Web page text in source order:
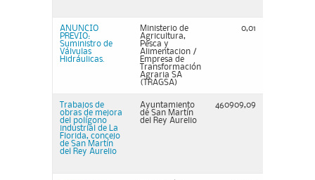
ANUNCIO
PREVIO:
Suministro de
Válvulas
Hidráulicas.
Ministerio de
Agricultura,
Pesca y
Alimentacion /
Empresa de
Transformación
Agraria SA
(TRAGSA)
0,01
Trabajos de
obras de mejora
del polígono
industrial de La
Florida, concejo
de San Martín
del Rey Aurelio
Ayuntamiento
de San Martín
del Rey Aurelio
460909,09